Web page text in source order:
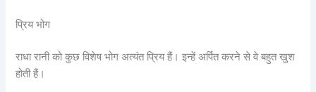
प्रिय भोग
राधा रानी को कुछ विशेष भोग अत्यंत प्रिय हैं। इन्हें अर्पित करने से वे बहुत खुश
होती हैं।